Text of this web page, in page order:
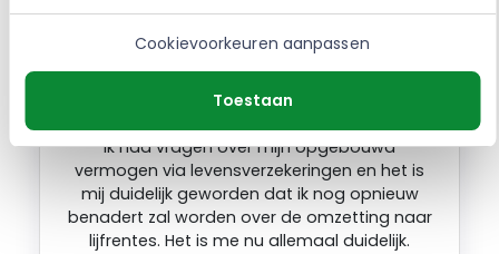
Cookievoorkeuren aanpassen
Toestaan
Ik had vragen over mijn opgebouwd
vermogen via levensverzekeringen en het is
mij duidelijk geworden dat ik nog opnieuw
benadert zal worden over de omzetting naar
lijfrentes. Het is me nu allemaal duidelijk.